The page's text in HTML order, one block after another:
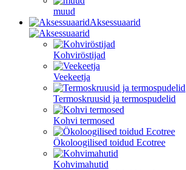
muud
Aksessuaarid
Kohviröstijad
Veekeetja
Termoskruusid ja termospudelid
Kohvi termosed
Ökoloogilised toidud Ecotree
Kohvimahutid